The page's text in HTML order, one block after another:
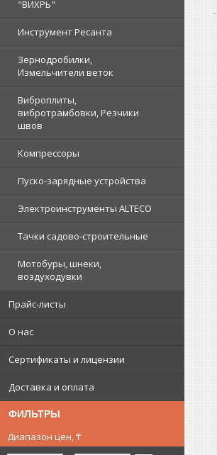
"ВИХРЬ"
Инструмент Ресанта
Зернодробилки,
Измельчители веток
Виброплиты,
вибротрамбовки, Резчики
швов
Компрессоры
Пуско-зарядные устройства
Электроинструменты ALTECO
Тачки садово-строительные
Мотобуры, шнеки,
воздуходувки
Прайс-листы
О нас
Сертификаты и лицензии
Доставка и оплата
ФИЛЬТРЫ
Диапазон цен, ₸